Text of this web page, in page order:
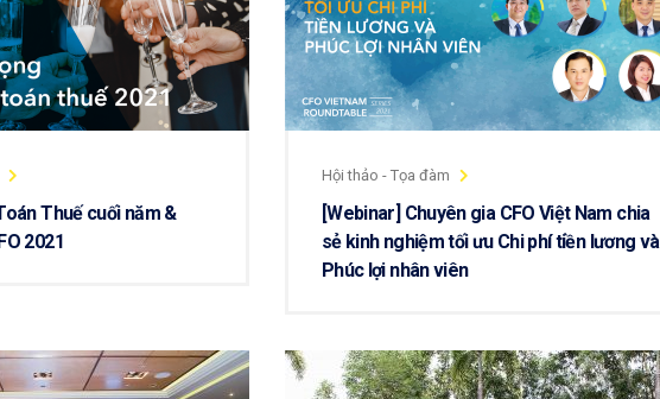
Thuế cuối năm &
2021
Hội thảo - Tọa đàm
[Webinar] Chuyên gia CFO Việt Nam chia
sẻ kinh nghiệm tối ưu Chi phí tiền lương và
Phúc lợi nhân viên